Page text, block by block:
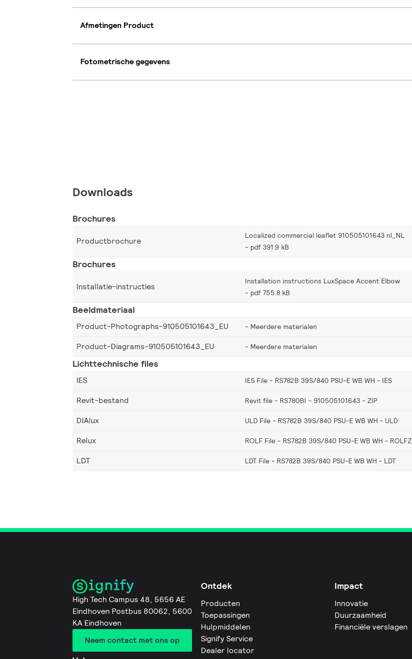
Afmetingen Product
Fotometrische gegevens
Downloads
Brochures
Productbrochure
Localized commercial leaflet 910505101643 nl_NL
pdf 391.9 kB
Brochures
Installatie-instructies
Installation instructions LuxSpace Accent Elbow
pdf 755.8 kB
Beeldmateriaal
Product-Photographs-910505101643_EU Meerdere materialen
Product-Diagrams-910505101643_EU
Meerdere materialen
Lichttechnische files
IES IES File - RS782B 39S/840 PSU-E WB WH IES
Revit-bestand
Revit file - RS780BI - 910505101643 ZIP
DIAlux
ULD File - RS782B 39S/840 PSU-E WB WH ULD
Relux
ROLF File - RS782B 39S/840 PSU-E WB WH ROLFZ
LDT
LDT File - RS782B 39S/840 PSU-E WB WH LDT
High Tech Campus 48, 5656 AE
Eindhoven Postbus 80062, 5600
KA Eindhoven
Neem contact met ons op
Ontdek
Producten
Toepassingen
Hulpmiddelen
Signify Service
Dealer locator
Impact
Innovatie
Duurzaamheid
Financiële verslagen